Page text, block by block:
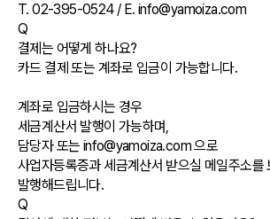
T. 02-395-0524 / E. info@yamoiza.com
Q
결제는 어떻게 하나요?
카드 결제 또는 계좌로 입금이 가능합니다.
계좌로 입금하시는 경우
세금계산서 발행이 가능하며,
담당자 또는 info@yamoiza.com 으로
사업자등록증과 세금계산서 받으실 메일주소를
발행해드립니다.
Q